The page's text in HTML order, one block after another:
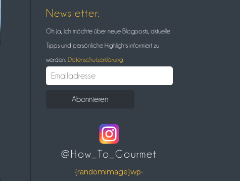
Newsletter:
Oh ja, ich möchte über neue Blogposts, aktuelle
Tipps und persönliche Highlights informiert zu
werden. Datenschutzerklärung
@How_To_Gourmet
{randomimage}wp-